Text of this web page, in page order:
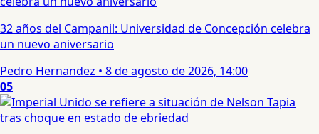
32 años del Campanil: Universidad de Concepción celebra
un nuevo aniversario
Pedro Hernandez • 8 de agosto de 2026, 14:00
05